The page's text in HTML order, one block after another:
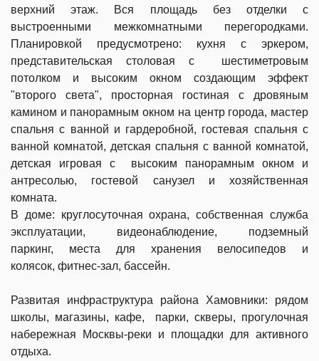
верхний этаж. Вся площадь без отделки с
выстроенными межкомнатными перегородками.
Планировкой предусмотрено: кухня с эркером,
представительская столовая с шестиметровым
потолком и высоким окном создающим эффект
"второго света", просторная гостиная с дровяным
камином и панорамным окном на центр города, мастер
спальня с ванной и гардеробной, гостевая спальня с
ванной комнатой, детская спальня с ванной комнатой,
детская игровая с высоким панорамным окном и
антресолью, гостевой санузел и хозяйственная
комната.
В доме: круглосуточная охрана, собственная служба
эксплуатации, видеонаблюдение, подземный
паркинг, места для хранения велосипедов и
колясок, фитнес-зал, бассейн.
Развитая инфраструктура района Хамовники: рядом
школы, магазины, кафе, парки, скверы, прогулочная
набережная Москвы-реки и площадки для активного
отдыха.